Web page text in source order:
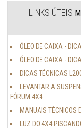
LINKS ÚTEIS
ÓLEO DE CAIXA -
ÓLEO DE CAIXA -
DICAS TÉCNICAS
LEVANTAR A
FÓRUM 4X4
MANUAIS TÉCNICOS
LUZ DO 4X4